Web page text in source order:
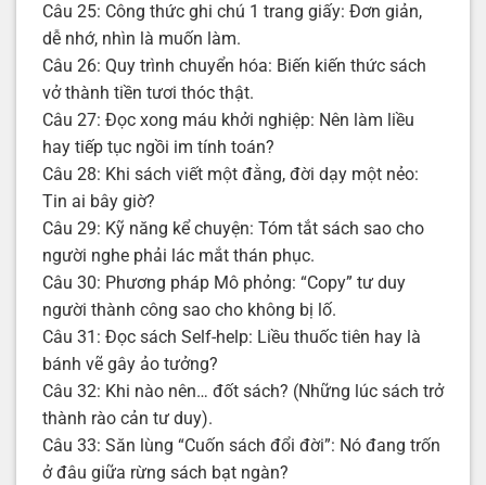
Câu 25: Công thức ghi chú 1 trang giấy: Đơn giản,
dễ nhớ, nhìn là muốn làm.
Câu 26: Quy trình chuyển hóa: Biến kiến thức sách
vở thành tiền tươi thóc thật.
Câu 27: Đọc xong máu khởi nghiệp: Nên làm liều
hay tiếp tục ngồi im tính toán?
Câu 28: Khi sách viết một đằng, đời dạy một nẻo:
Tin ai bây giờ?
Câu 29: Kỹ năng kể chuyện: Tóm tắt sách sao cho
người nghe phải lác mắt thán phục.
Câu 30: Phương pháp Mô phỏng: “Copy” tư duy
người thành công sao cho không bị lố.
Câu 31: Đọc sách Self-help: Liều thuốc tiên hay là
bánh vẽ gây ảo tưởng?
Câu 32: Khi nào nên… đốt sách? (Những lúc sách trở
thành rào cản tư duy).
Câu 33: Săn lùng “Cuốn sách đổi đời”: Nó đang trốn
ở đâu giữa rừng sách bạt ngàn?